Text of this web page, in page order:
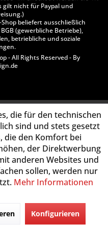
gilt nicht für Paypal und
beliefert ausschließlich
(gewerbliche Betriebe),
betriebliche und soziale
- All Rights Reserved - By
die für den technischen
sind und stets gesetzt
die den Komfort bei
der Direktwerbung
anderen Websites und
sollen, werden nur
Mehr Informationen
Konfigurieren